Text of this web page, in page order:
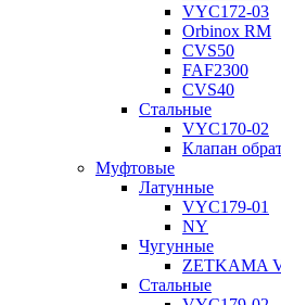
VYC172-03
Orbinox RM
CVS50
FAF2300
CVS40
Стальные
VYC170-02
Клапан
Муфтовые
Латунные
VYC179-01
NY
Чугунные
ZETKAMA
Стальные